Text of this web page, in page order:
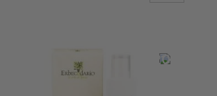
-20%